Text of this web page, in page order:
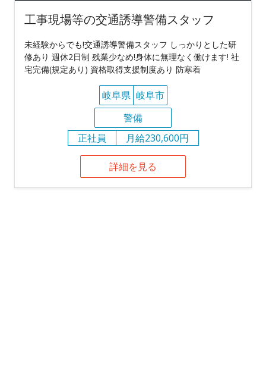
工事現場等の交通誘導警備スタッフ
未経験からでも!交通誘導警備スタッフ しっかりとした研
修あり 週休2日制 残業少なめ!身体に無理なく働けます! 社
宅完備(規定あり) 資格取得支援制度あり 防寒着
岐阜県 岐阜市
警備
正社員
月給230,600円
詳細を見る